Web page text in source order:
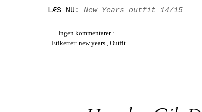
LÆS NU: New Years outfit 14/15
Ingen kommentarer :
Etiketter: new years , Outfit